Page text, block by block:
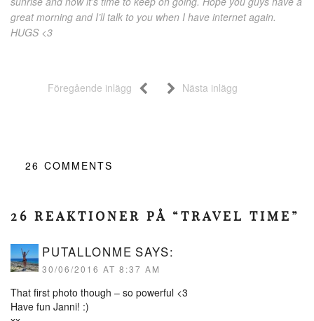
great morning and I’ll talk to you when I have internet again.
HUGS <3
Föregående inlägg Nästa inlägg
26 COMMENTS
26 REAKTIONER PÅ “TRAVEL TIME”
PUTALLONME SAYS:
30/06/2016 AT 8:37 AM
That first photo though – so powerful <3
Have fun Janni! :)